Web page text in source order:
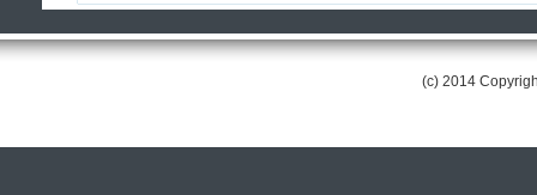
(c) 2014